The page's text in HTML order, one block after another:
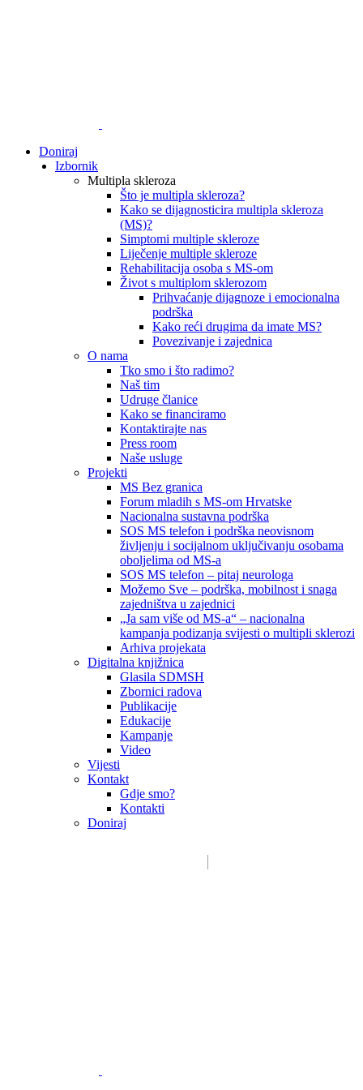
Doniraj
Izbornik
Multipla skleroza
Što je multipla skleroza?
Kako se dijagnosticira multipla skleroza
(MS)?
Simptomi multiple skleroze
Liječenje multiple skleroze
Rehabilitacija osoba s MS-om
Život s multiplom sklerozom
Prihvaćanje dijagnoze i emocionalna
podrška
Kako reći drugima da imate MS?
Povezivanje i zajednica
O nama
Tko smo i što radimo?
Naš tim
Udruge članice
Kako se financiramo
Kontaktirajte nas
Press room
Naše usluge
Projekti
MS Bez granica
Forum mladih s MS-om Hrvatske
Nacionalna sustavna podrška
SOS MS telefon i podrška neovisnom
življenju i socijalnom uključivanju osobama
oboljelima od MS-a
SOS MS telefon – pitaj neurologa
Možemo Sve – podrška, mobilnost i snaga
zajedništva u zajednici
„Ja sam više od MS-a“ – nacionalna
kampanja podizanja svijesti o multipli sklerozi
Arhiva projekata
Digitalna knjižnica
Glasila SDMSH
Zbornici radova
Publikacije
Edukacije
Kampanje
Video
Vijesti
Kontakt
Gdje smo?
Kontakti
Doniraj